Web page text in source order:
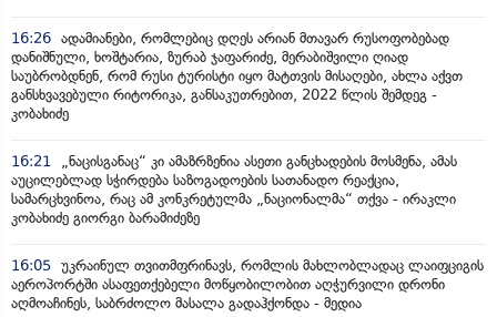
16:26 ადამიანები, რომლებიც დღეს არიან მთავარ რუსოფობებად
დანიშნული, ხოშტარია, ზურაბ ჯაფარიძე, მერაბიშვილი ღიად
საუბრობდნენ, რომ რუსი ტურისტი იყო მატთვის მისაღები, ახლა აქვთ
განსხვავებული რიტორიკა, განსაკუთრებით, 2022 წლის შემდეგ -
კობახიძე
16:21
„ნაცისგანაც“ კი ამაზრზენია ასეთი განცხადების მოსმენა, ამას
აუცილებლად სჭირდება საზოგადოების სათანადო რეაქცია,
სამარცხვინოა, რაც ამ კონკრეტულმა „ნაციონალმა“ თქვა - ირაკლი
კობახიძე გიორგი ბარამიძეზე
16:05 უკრაინულ თვითმფრინავს, რომლის მახლობლადაც ლაიფციგის
აეროპორტში ასაფეთქებელი მოწყობილობით აღჭურვილი დრონი
აღმოაჩინეს, საბრძოლო მასალა გადაჰქონდა - მედია